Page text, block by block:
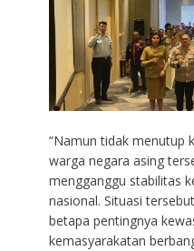
“Namun tidak menutup
warga negara asing
mengganggu stabilitas
nasional. Situasi
betapa pentingnya
kemasyarakatan